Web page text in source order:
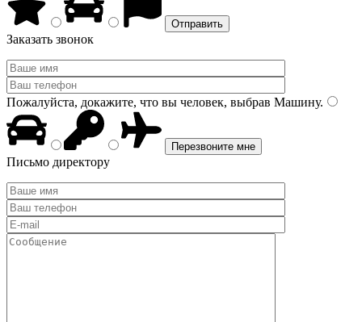
Заказать звонок
Пожалуйста, докажите, что вы человек, выбрав Машину.
Письмо директору